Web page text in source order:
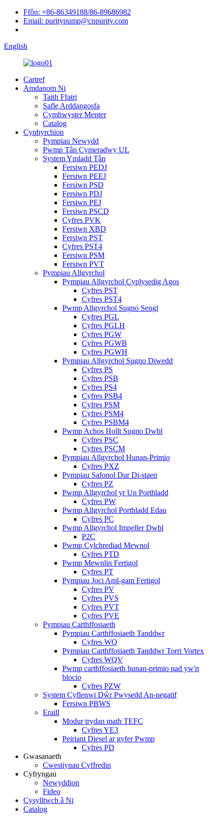
Ffôn: +86-86349188/86-89686982
Email: puritypump@cnpurity.com
English
Cartref
Amdanom Ni
Taith Ffatri
Safle Arddangosfa
Cymhwyster Menter
Catalog
Cynhyrchion
Pympiau Newydd
Pwmp Tân Cymeradwy UL
System Ymladd Tân
Fersiwn PEDJ
Fersiwn PEEJ
Fersiwn PSD
Fersiwn PDJ
Fersiwn PEJ
Fersiwn PSCD
Cyfres PVK
Fersiwn XBD
Fersiwn PST
Cyfres PST4
Fersiwn PSM
Fersiwn PVT
Pympiau Allgyrchol
Pympiau Allgyrchol Cyplysedig Agos
Cyfres PST
Cyfres PST4
Pwmp Allgyrchol Sugno Sengl
Cyfres PGL
Cyfres PGLH
Cyfres PGW
Cyfres PGWB
Cyfres PGWH
Pympiau Allgyrchol Sugno Diwedd
Cyfres PS
Cyfres PSB
Cyfres PS4
Cyfres PSB4
Cyfres PSM
Cyfres PSM4
Cyfres PSBM4
Pwmp Achos Hollt Sugno Dwbl
Cyfres PSC
Cyfres PSCM
Pympiau Allgyrchol Hunan-Primio
Cyfres PXZ
Pympiau Safonol Dur Di-staen
Cyfres PZ
Pwmp Allgyrchol yr Un Porthladd
Cyfres PW
Pwmp Allgyrchol Porthladd Edau
Cyfres PC
Pwmp Allgyrchol Impeller Dwbl
P2C
Pwmp Cylchrediad Mewnol
Cyfres PTD
Pwmp Mewnlin Fertigol
Cyfres PT
Pympiau Joci Aml-gam Fertigol
Cyfres PV
Cyfres PVS
Cyfres PVT
Cyfres PVE
Pympiau Carthffosiaeth
Pympiau Carthffosiaeth Tanddwr
Cyfres WQ
Pympiau Carthffosiaeth Tanddwr Torri Vortex
Cyfres WQV
Pwmp carthffosiaeth hunan-primio nad yw'n
blocio
Cyfres PZW
System Cyflenwi Dŵr Pwysedd An-negatif
Fersiwn PBWS
Eraill
Modur trydan math TEFC
Cyfres YE3
Peiriant Diesel ar gyfer Pwmp
Cyfres PD
Gwasanaeth
Cwestiynau Cyffredin
Cyfryngau
Newyddion
Fideo
Cysylltwch â Ni
Catalog